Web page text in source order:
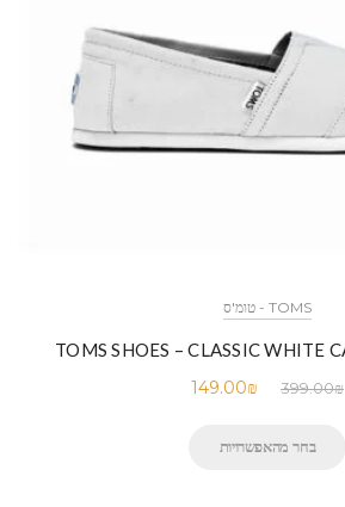
TOMS - טומ'ס
399.00₪
149.00₪
בחר מהאפשרויות